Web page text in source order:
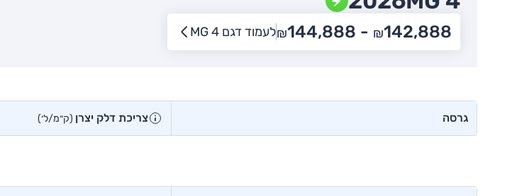
₪142,888 -
₪144,888 לעמוד דגם MG 4
גרסה צריכת דלק יצרן (ק״מ/ל׳)